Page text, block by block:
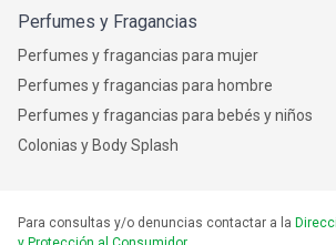
Perfumes y Fragancias
Perfumes y fragancias para mujer
Perfumes y fragancias para hombre
Perfumes y fragancias para bebés y niños
Colonias y Body Splash
Para consultas y/o denuncias contactar a la